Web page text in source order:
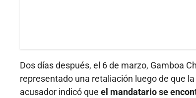
Dos días después, el 6 de marzo, Gamboa
representado una retaliación luego de que
acusador indicó que el mandatario se